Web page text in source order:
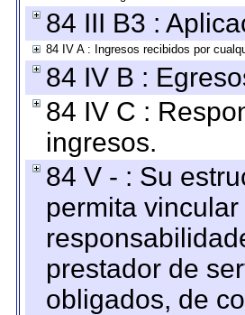
84 III B3 :
84 IV A : Ingresos recibidos por
84 IV B :
84 IV C :
ingresos.
84 V - : Su
permita
prestador de
obligados, de